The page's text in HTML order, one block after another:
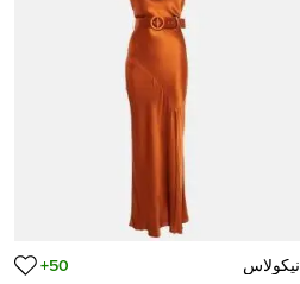
نيكولاس 50+